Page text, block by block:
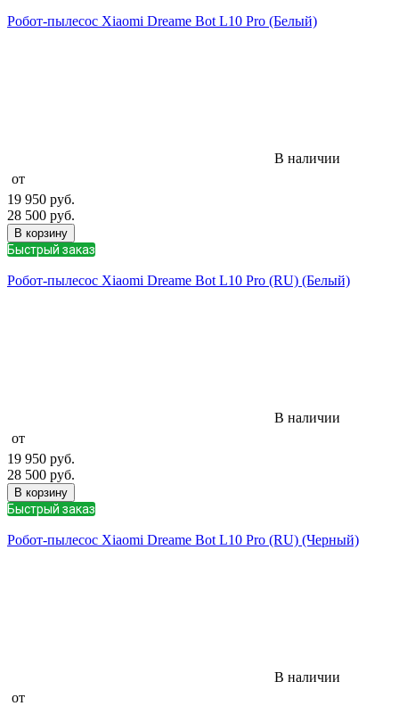
Робот-пылесос Xiaomi Dreame Bot L10 Pro (Белый)
В наличии
от
19 950 руб.
28 500 руб.
В корзину
Быстрый заказ
Робот-пылесос Xiaomi Dreame Bot L10 Pro (RU) (Белый)
В наличии
от
19 950 руб.
28 500 руб.
В корзину
Быстрый заказ
Робот-пылесос Xiaomi Dreame Bot L10 Pro (RU) (Черный)
В наличии
от